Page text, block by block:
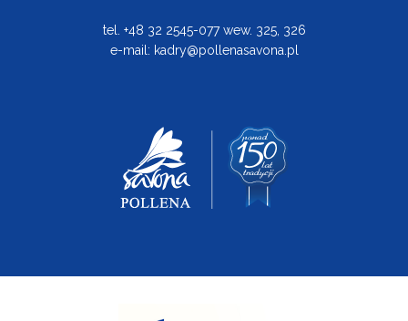
tel. +48 32 2545-077 wew. 325, 326
e-mail: kadry@pollenasavona.pl